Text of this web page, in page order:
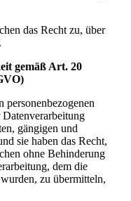
das Recht zu, über
gemäß Art. 20
personenbezogenen
gängigen und
sie haben das Recht,
ohne Behinderung
dem die
zu übermitteln,